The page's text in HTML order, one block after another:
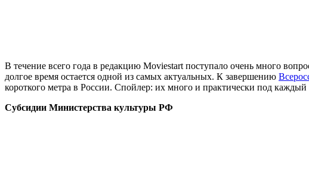
В течение всего года в редакцию Moviestart поступало очень много
долгое время остается одной из самых актуальных. К завершению
короткого метра в России. Спойлер: их много и практически под
Субсидии Министерства культуры РФ